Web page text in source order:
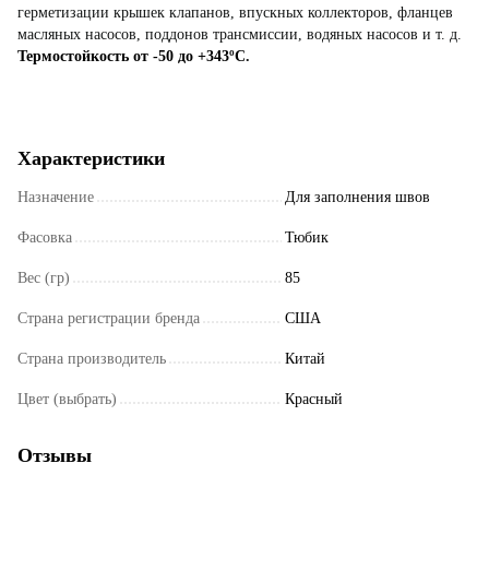
герметизации крышек клапанов, впускных коллекторов, фланцев
масляных насосов, поддонов трансмиссии, водяных насосов и т. д.
Термостойкость от -50 до +343ºC.
Характеристики
Назначение Для заполнения швов
Фасовка Тюбик
Вес (гр) 85
Страна регистрации бренда США
Страна производитель Китай
Цвет (выбрать) Красный
Отзывы